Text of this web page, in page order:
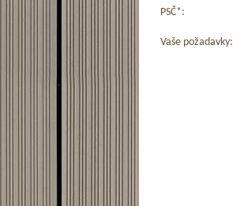
PSČ*:
Vaše požadavky: